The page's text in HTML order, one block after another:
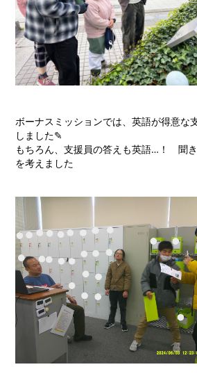
ボーナスミッションでは、英語が得意な
しました✎
もちろん、支援員の答えも英語…！ 聞
を考えました